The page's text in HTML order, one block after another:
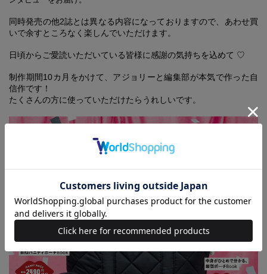
同時発売の他2誌とは異なる内容になっておりますので、あわせ買
いで余すところなく楽しんでいただけます。
日頃からご愛読いただいている皆様に感謝の気持ちを込めて ♡
制作期間10カ月をかけて、アジョリーと編集部が本気で作った自
信作です！
たくさんの方に使っていただけたらうれしいです。